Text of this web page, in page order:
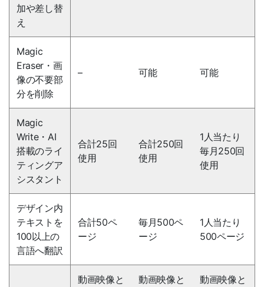
加や差し替
え
Magic
Eraser・画
像の不要部
分を削除
– 可能 可能
Magic
Write・AI
搭載のライ
ティングア
シスタント
合計25回
使用
合計250回
使用
1人当たり
毎月250回
使用
デザイン内
テキストを
100以上の
言語へ翻訳
合計50ペ
ージ
毎月500ペ
ージ
1人当たり
500ページ
動画映像と
動画映像と
動画映像と